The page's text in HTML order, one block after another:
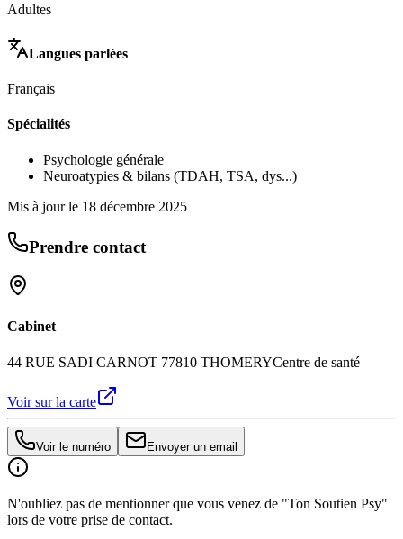
Adultes
Langues parlées
Français
Spécialités
Psychologie générale
Neuroatypies & bilans (TDAH, TSA, dys...)
Mis à jour le 18 décembre 2025
Prendre contact
Cabinet
44 RUE SADI CARNOT 77810 THOMERYCentre de santé
Voir sur la carte
Voir le numéro Envoyer un email
N'oubliez pas de mentionner que vous venez de "Ton Soutien Psy"
lors de votre prise de contact.